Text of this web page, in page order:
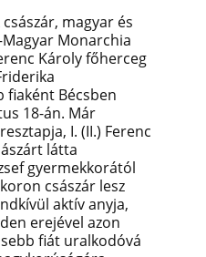
magyar és
Monarchia
Károly főherceg
fiaként Bécsben
18-án. Már
I. (II.) Ferenc
látta
gyermekkorától
császár lesz
aktív anyja,
erejével azon
fiát uralkodóvá